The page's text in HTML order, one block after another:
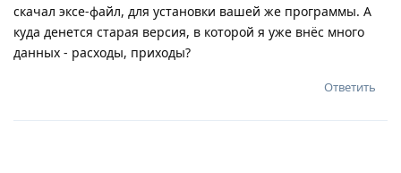
скачал эксе-файл, для установки вашей же программы. А
куда денется старая версия, в которой я уже внёс много
данных - расходы, приходы?
Ответить